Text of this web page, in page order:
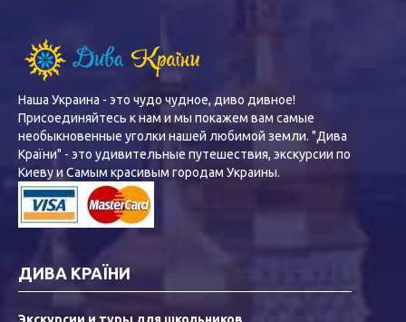
Наша Украина - это чудо чудное, диво дивное!
Присоединяйтесь к нам и мы покажем вам самые
необыкновенные уголки нашей любимой земли. "Дива
Країни" - это удивительные путешествия, экскурсии по
Киеву и Самым красивым городам Украины.
ДИВА КРАЇНИ